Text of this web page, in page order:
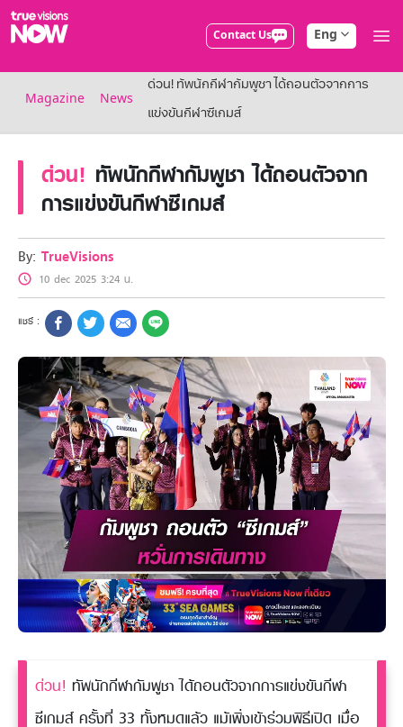
Contact Us Eng
True AF2026
Packages
NOW SPORTS
NOW Muay Thai
All TrueVisions Now Packages
Cable and Satellite
Privilege
TrueVisions Privileges
Showtime
HoReCa
Package for Business
Find participating stores
FAQs
Magazine News
ด่วน! ทัพนักกีฬากัมพูชา ได้ถอนตัวจากการ
แข่งขันกีฬาซีเกมส์
ด่วน! ทัพนักกีฬากัมพูชา ได้ถอนตัวจาก
การแข่งขันกีฬาซีเกมส์
By: TrueVisions
10 dec 2025 3:24 น.
ด่วน! ทัพนักกีฬากัมพูชา ได้ถอนตัวจากการแข่งขันกีฬา
ซีเกมส์ ครั้งที่ 33 ทั้งหมดแล้ว แม้เพิ่งเข้าร่วมพิธีเปิด เมื่อ